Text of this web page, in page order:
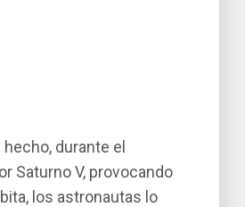
hecho, durante el
Saturno V, provocando
los astronautas lo